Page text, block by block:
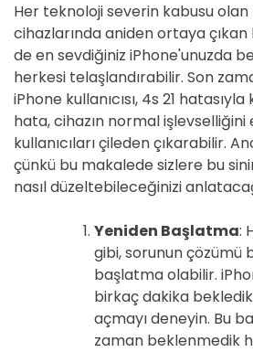
Her teknoloji severin kabusu
cihazlarında aniden ortaya
de en sevdiğiniz iPhone'unuzda
herkesi telaşlandırabilir. Son
iPhone kullanıcısı, 4s 21
hata, cihazın normal
kullanıcıları çileden çıkarabilir.
çünkü bu makalede sizlere bu
nasıl düzeltebileceğinizi
Yeniden Başlatma:
gibi, sorunun çözümü
başlatma olabilir.
birkaç dakika
açmayı deneyin. Bu
zaman beklenmedik